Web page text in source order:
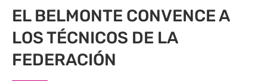
EL BELMONTE CONVENCE A
LOS TÉCNICOS DE LA
FEDERACIÓN